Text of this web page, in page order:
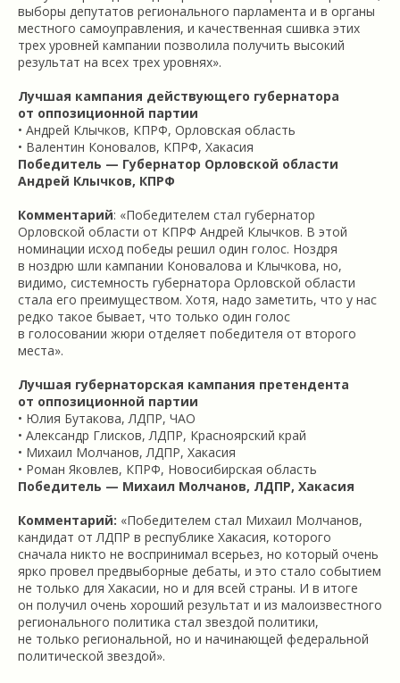
выборы депутатов регионального парламента и в органы
местного самоуправления, и качественная сшивка этих
трех уровней кампании позволила получить высокий
результат на всех трех уровнях».
Лучшая кампания действующего губернатора
от оппозиционной партии
• Андрей Клычков, КПРФ, Орловская область
• Валентин Коновалов, КПРФ, Хакасия
Победитель — Губернатор Орловской области
Андрей Клычков, КПРФ
Комментарий: «Победителем стал губернатор
Орловской области от КПРФ Андрей Клычков. В этой
номинации исход победы решил один голос. Ноздря
в ноздрю шли кампании Коновалова и Клычкова, но,
видимо, системность губернатора Орловской области
стала его преимуществом. Хотя, надо заметить, что у нас
редко такое бывает, что только один голос
в голосовании жюри отделяет победителя от второго
места».
Лучшая губернаторская кампания претендента
от оппозиционной партии
• Юлия Бутакова, ЛДПР, ЧАО
• Александр Глисков, ЛДПР, Красноярский край
• Михаил Молчанов, ЛДПР, Хакасия
• Роман Яковлев, КПРФ, Новосибирская область
Победитель — Михаил Молчанов, ЛДПР, Хакасия
Комментарий: «Победителем стал Михаил Молчанов,
кандидат от ЛДПР в республике Хакасия, которого
сначала никто не воспринимал всерьез, но который очень
ярко провел предвыборные дебаты, и это стало событием
не только для Хакасии, но и для всей страны. И в итоге
он получил очень хороший результат и из малоизвестного
регионального политика стал звездой политики,
не только региональной, но и начинающей федеральной
политической звездой».